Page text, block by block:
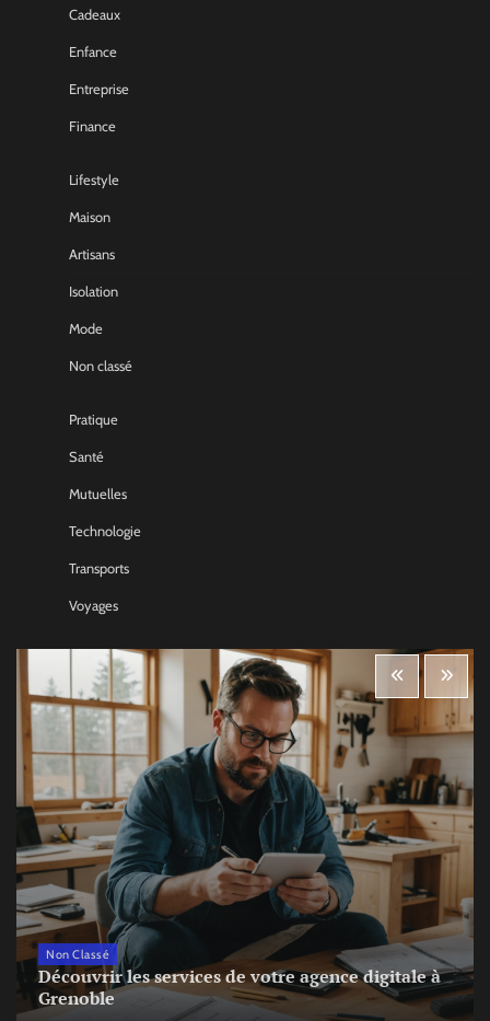
Cadeaux
Enfance
Entreprise
Finance
Lifestyle
Maison
Artisans
Isolation
Mode
Non classé
Pratique
Santé
Mutuelles
Technologie
Transports
Voyages
Non Classé
Découvrir les services de votre agence digitale à
Grenoble